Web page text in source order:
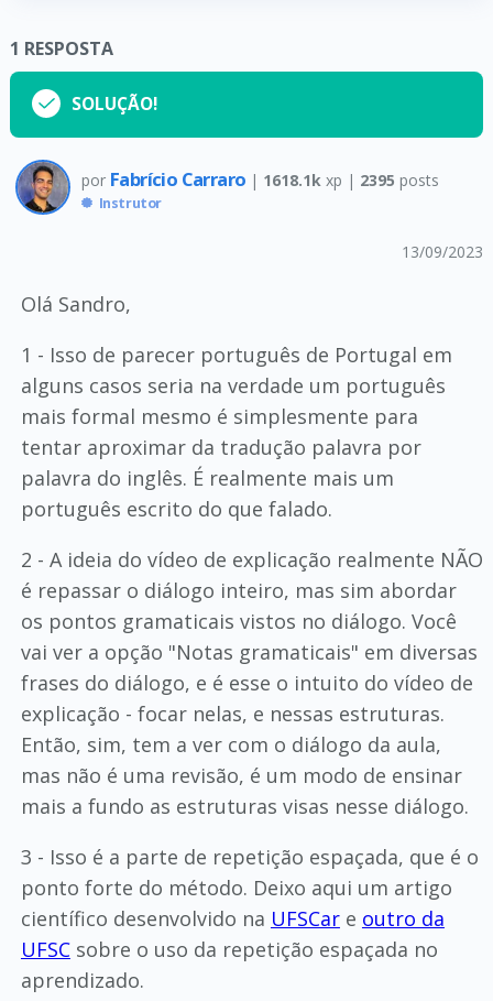
1 RESPOSTA
SOLUÇÃO!
por Fabrício Carraro | 1618.1k xp | 2395 posts
Instrutor
13/09/2023
Olá Sandro,
1 - Isso de parecer português de Portugal em
alguns casos seria na verdade um português
mais formal mesmo é simplesmente para
tentar aproximar da tradução palavra por
palavra do inglês. É realmente mais um
português escrito do que falado.
2 - A ideia do vídeo de explicação realmente NÃO
é repassar o diálogo inteiro, mas sim abordar
os pontos gramaticais vistos no diálogo. Você
vai ver a opção "Notas gramaticais" em diversas
frases do diálogo, e é esse o intuito do vídeo de
explicação - focar nelas, e nessas estruturas.
Então, sim, tem a ver com o diálogo da aula,
mas não é uma revisão, é um modo de ensinar
mais a fundo as estruturas visas nesse diálogo.
3 - Isso é a parte de repetição espaçada, que é o
ponto forte do método. Deixo aqui um artigo
científico desenvolvido na UFSCare outro da
UFSCsobre o uso da repetição espaçada no
aprendizado.